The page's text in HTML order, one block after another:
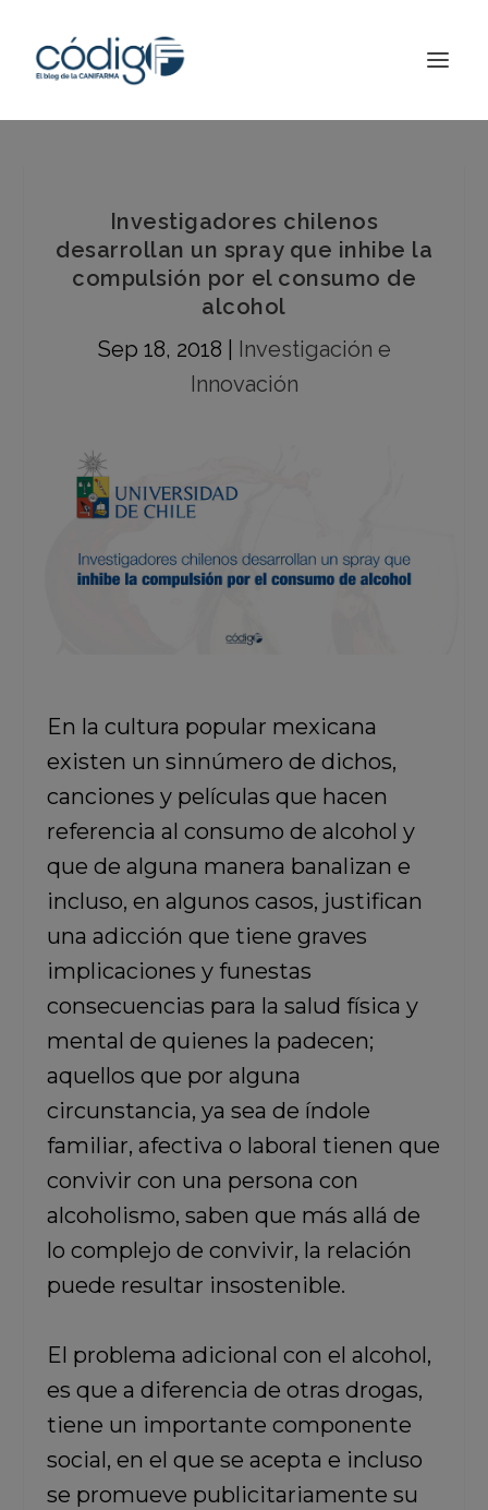
Investigadores chilenos
desarrollan un spray que inhibe la
compulsión por el consumo de
alcohol
Sep 18, 2018
Investigación e
Innovación
En la cultura popular mexicana
existen un sinnúmero de dichos,
canciones y películas que hacen
referencia al consumo de alcohol y
que de alguna manera banalizan e
incluso, en algunos casos, justifican
una adicción que tiene graves
implicaciones y funestas
consecuencias para la salud física y
mental de quienes la padecen;
aquellos que por alguna
circunstancia, ya sea de índole
familiar, afectiva o laboral tienen que
convivir con una persona con
alcoholismo, saben que más allá de
lo complejo de convivir, la relación
puede resultar insostenible.
El problema adicional con el alcohol,
es que a diferencia de otras drogas,
tiene un importante componente
social, en el que se acepta e incluso
se promueve publicitariamente su